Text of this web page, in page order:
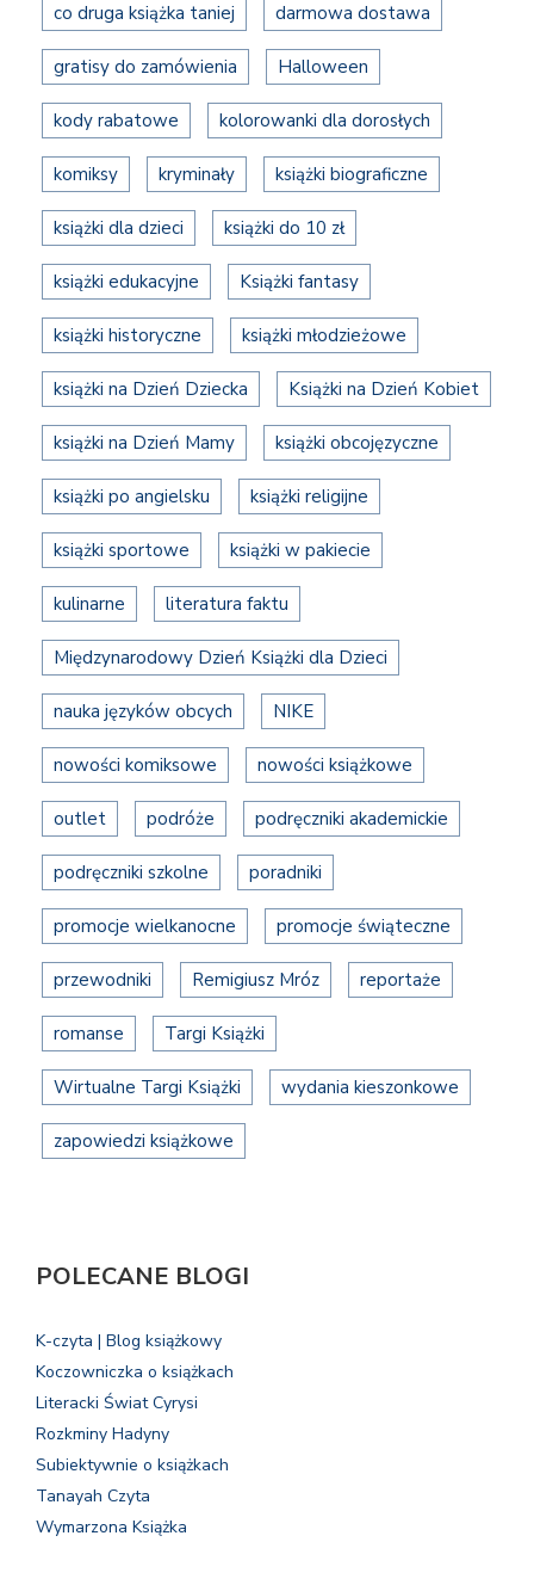
co druga książka taniej darmowa dostawa
gratisy do zamówienia Halloween
kody rabatowe kolorowanki dla dorosłych
komiksy kryminały książki biograficzne
książki dla dzieci książki do 10 zł
książki edukacyjne Książki fantasy
książki historyczne książki młodzieżowe
książki na Dzień Dziecka Książki na Dzień Kobiet
książki na Dzień Mamy książki obcojęzyczne
książki po angielsku książki religijne
książki sportowe książki w pakiecie
kulinarne literatura faktu
Międzynarodowy Dzień Książki dla Dzieci
nauka języków obcych NIKE
nowości komiksowe nowości książkowe
outlet podróże podręczniki akademickie
podręczniki szkolne poradniki
promocje wielkanocne promocje świąteczne
przewodniki Remigiusz Mróz reportaże
romanse Targi Książki
Wirtualne Targi Książki wydania kieszonkowe
zapowiedzi książkowe
POLECANE BLOGI
K-czyta | Blog książkowy
Koczowniczka o książkach
Literacki Świat Cyrysi
Rozkminy Hadyny
Subiektywnie o książkach
Tanayah Czyta
Wymarzona Książka